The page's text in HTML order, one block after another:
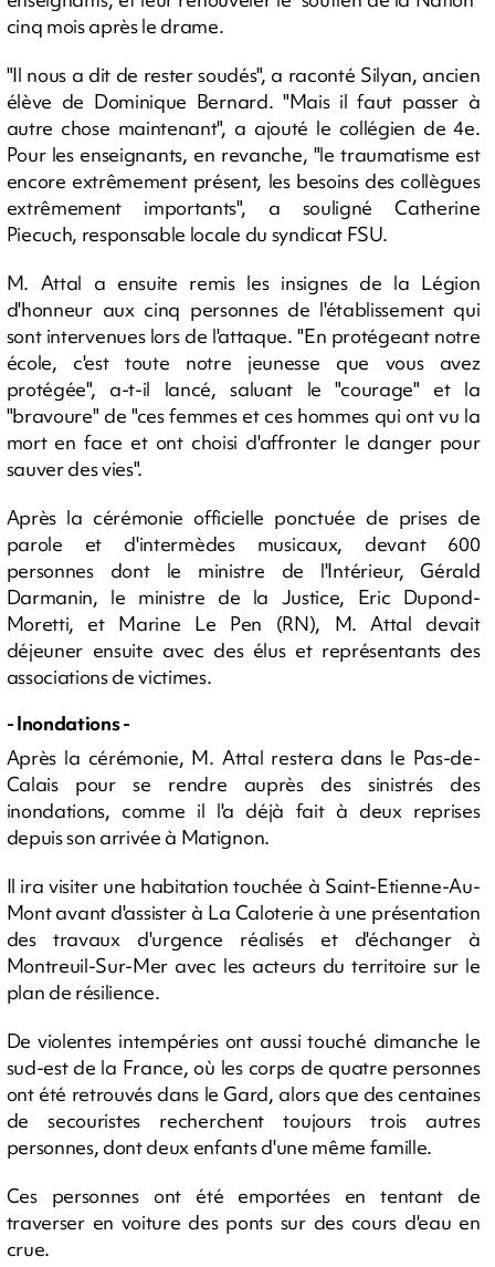
cinq mois après le drame.
"Il nous a dit de rester soudés", a raconté Silyan, ancien
élève de Dominique Bernard. "Mais il faut passer à
autre chose maintenant", a ajouté le collégien de 4e.
Pour les enseignants, en revanche, "le traumatisme est
encore extrêmement présent, les besoins des collègues
extrêmement importants", a souligné Catherine
Piecuch, responsable locale du syndicat FSU.
M. Attal a ensuite remis les insignes de la Légion
d'honneur aux cinq personnes de l'établissement qui
sont intervenues lors de l'attaque. "En protégeant notre
école, c'est toute notre jeunesse que vous avez
protégée", a-t-il lancé, saluant le "courage" et la
"bravoure" de "ces femmes et ces hommes qui ont vu la
mort en face et ont choisi d'affronter le danger pour
sauver des vies".
Après la cérémonie officielle ponctuée de prises de
parole et d'intermèdes musicaux, devant 600
personnes dont le ministre de l'Intérieur, Gérald
Darmanin, le ministre de la Justice, Eric Dupond-
Moretti, et Marine Le Pen (RN), M. Attal devait
déjeuner ensuite avec des élus et représentants des
associations de victimes.
- Inondations -
Après la cérémonie, M. Attal restera dans le Pas-de-
Calais pour se rendre auprès des sinistrés des
inondations, comme il l'a déjà fait à deux reprises
depuis son arrivée à Matignon.
Il ira visiter une habitation touchée à Saint-Etienne-Au-
Mont avant d'assister à La Caloterie à une présentation
des travaux d'urgence réalisés et d'échanger à
Montreuil-Sur-Mer avec les acteurs du territoire sur le
plan de résilience.
De violentes intempéries ont aussi touché dimanche le
sud-est de la France, où les corps de quatre personnes
ont été retrouvés dans le Gard, alors que des centaines
de secouristes recherchent toujours trois autres
personnes, dont deux enfants d'une même famille.
Ces personnes ont été emportées en tentant de
traverser en voiture des ponts sur des cours d'eau en
crue.